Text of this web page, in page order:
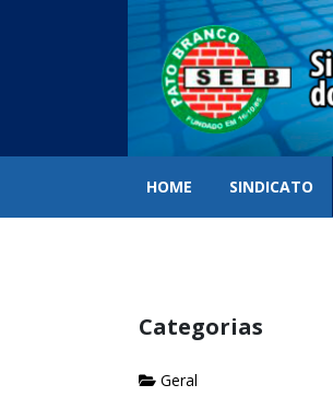
HOME SINDICATO
Categorias
Geral